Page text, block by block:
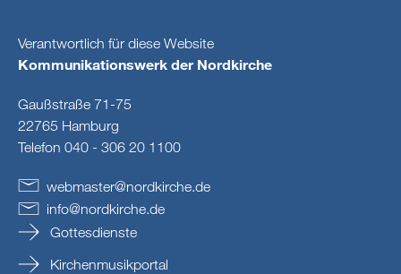
Verantwortlich für diese Website
Kommunikationswerk der Nordkirche
Gaußstraße 71-75
22765 Hamburg
Telefon 040 - 306 20 1100
webmaster@nordkirche de
info@nordkirche.de
Gottesdienste
Kirchenmusikportal